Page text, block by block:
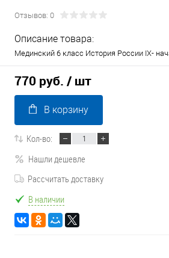
Отзывов: 0
Описание товара:
Мединский 6 класс История России IX-
770 руб. / шт
В корзину
Кол-во:
Нашли дешевле
Рассчитать доставку
В наличии